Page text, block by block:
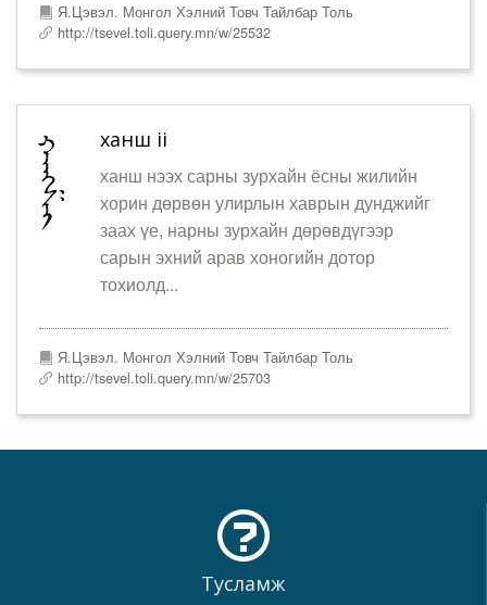
Я.Цэвэл. Монгол Хэлний Товч Тайлбар Толь
http://tsevel.toli.query.mn/w/25532
ханш ii
ханш нээх сарны зурхайн ёсны жилийн
хорин дөрвөн улирлын хаврын дунджийг
заах үе, нарны зурхайн дөрөвдүгээр
сарын эхний арав хоногийн дотор
тохиолд...
Я.Цэвэл. Монгол Хэлний Товч Тайлбар Толь
http://tsevel.toli.query.mn/w/25703
Тусламж